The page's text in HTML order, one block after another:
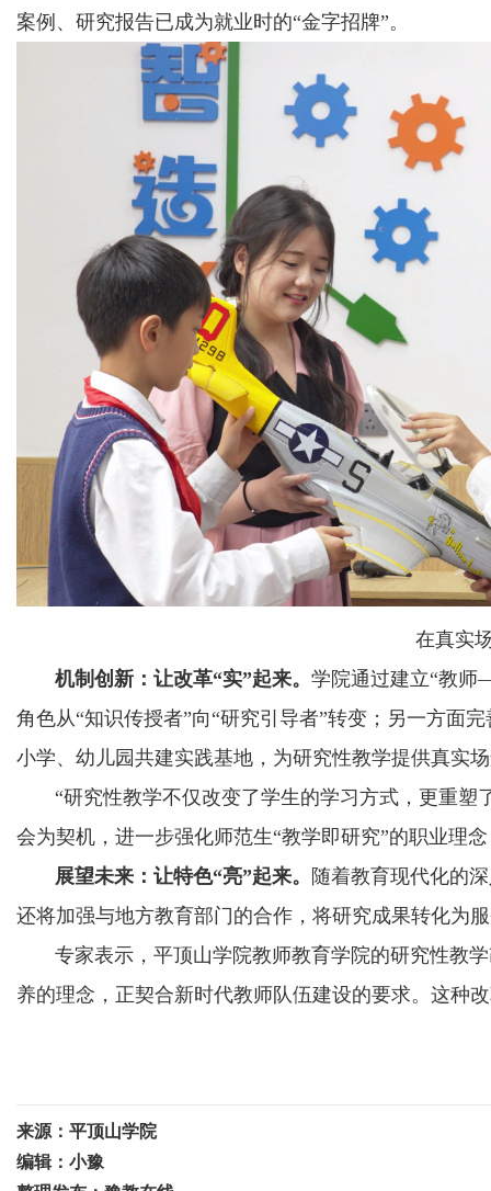
案例、研究报告已成为就业时的“金字招牌”。
在真实
机制创新：让改革“实”起来。 学院通过建立“教师
角色从“知识传授者”向“研究引导者”转变；另一方面
小学、幼儿园共建实践基地，为研究性教学提供真实
“研究性教学不仅改变了学生的学习方式，更重塑
会为契机，进一步强化师范生“教学即研究”的职业理
展望未来：让特色“亮”起来。 随着教育现代化的
还将加强与地方教育部门的合作，将研究成果转化为
专家表示，平顶山学院教师教育学院的研究性教学
养的理念，正契合新时代教师队伍建设的要求。这种
来源：平顶山学院
编辑：小豫